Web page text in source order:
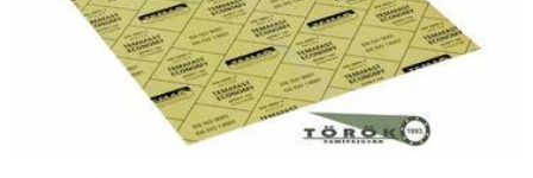
SIMÍTÓZÁRAS TASAK
SZORTÍROZÓ DOBOZ-KÉSZLET